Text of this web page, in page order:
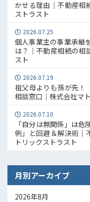
かせる理由｜不動産相
ストラスト
2026.07.25
個人事業主の事業承継
は？｜不動産相続の相
スト
2026.07.19
祖父母よりも孫が先！
相談窓口｜株式会社マ
2026.07.10
「自分は無関係」は
例」と回避＆解決術｜
トリックストラスト
月別アーカイブ
2026年8月